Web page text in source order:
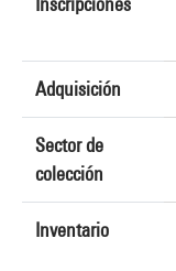
Adquisición
Sector de
colección
Inventario